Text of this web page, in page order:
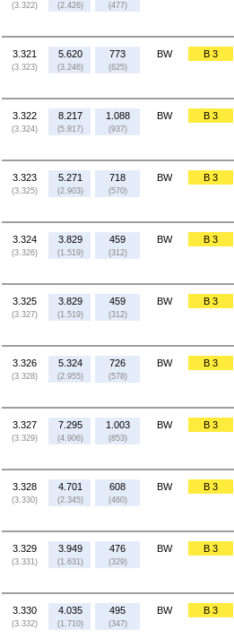
(3.322) (2.426) (477)
3.321
(3.323)
5.620
(3.246)
773
(625)
BW B 3
3.322
(3.324)
8.217
(5.817)
1.088
(937)
BW B 3
3.323
(3.325)
5.271
(2.903)
718
(570)
BW B 3
3.324
(3.326)
3.829
(1.519)
459
(312)
BW B 3
3.325
(3.327)
3.829
(1.519)
459
(312)
BW B 3
3.326
(3.328)
5.324
(2.955)
726
(578)
BW B 3
3.327
(3.329)
7.295
(4.906)
1.003
(853)
BW B 3
3.328
(3.330)
4.701
(2.345)
608
(460)
BW B 3
3.329
(3.331)
3.949
(1.631)
476
(329)
BW B 3
3.330
(3.332)
4.035
(1.710)
495
(347)
BW B 3